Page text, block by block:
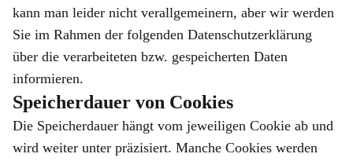
kann man leider nicht verallgemeinern, aber wir werden
Sie im Rahmen der folgenden Datenschutzerklärung
über die verarbeiteten bzw. gespeicherten Daten
informieren.
Speicherdauer von Cookies
Die Speicherdauer hängt vom jeweiligen Cookie ab und
wird weiter unter präzisiert. Manche Cookies werden